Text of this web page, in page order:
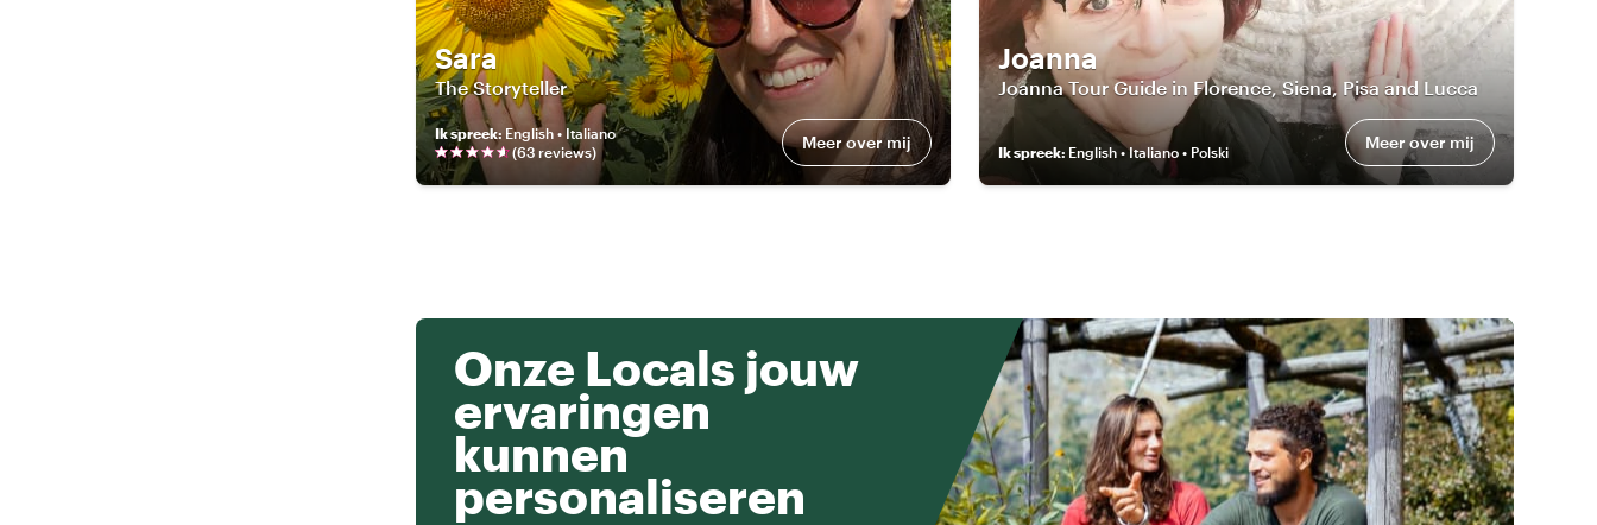
Sara
The Storyteller
Ik spreek: English • Italiano
(63 reviews) Meer over mij
Joanna
Joanna Tour Guide in Florence, Siena, Pisa and Lucca
Ik spreek: English • Italiano • Polski Meer over mij
Onze Locals jouw
ervaringen
kunnen
personaliseren